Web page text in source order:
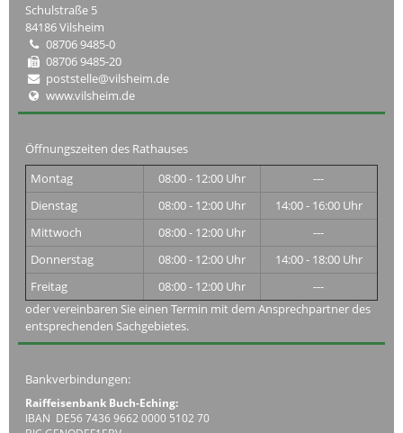
Schulstraße 5
84186 Vilsheim
08706 9485-0
08706 9485-20
poststelle@vilsheim.de
www.vilsheim.de
Öffnungszeiten des Rathauses
Montag
08:00 - 12:00 Uhr
---
Dienstag
08:00 - 12:00 Uhr
14:00 - 16:00 Uhr
Mittwoch
08:00 - 12:00 Uhr
---
Donnerstag
08:00 - 12:00 Uhr
14:00 - 18:00 Uhr
Freitag
08:00 - 12:00 Uhr
---
oder vereinbaren Sie einen Termin mit dem Ansprechpartner des
entsprechenden Sachgebietes.
Bankverbindungen:
Raiffeisenbank Buch-Eching:
IBAN DE56 7436 9662 0000 5102 70